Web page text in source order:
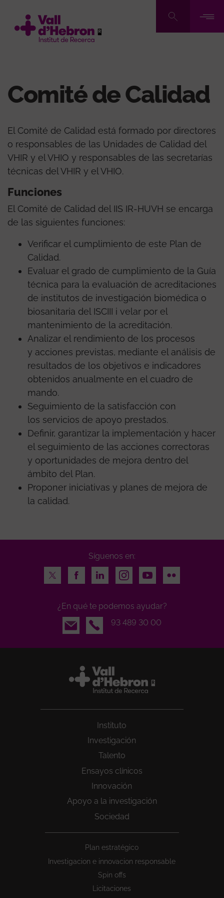
contenido
Comité de Calidad
El Comité de Calidad está formado por directores
o responsables de las Unidades de Calidad del
VHIR y el VHIO y responsables de las secretarías
técnicas del VHIR y el VHIO.
Funciones
El Comité de Calidad del IIS IR-HUVH se encarga
de las siguientes funciones:
Verificar el cumplimiento de este Plan de
Calidad.
Evaluar el grado de cumplimiento de la Guía
técnica para la evaluación de acreditaciones
de institutos de investigación biomédica o
biosanitaria del ISCIII i velar por el
mantenimiento de la acreditación.
Analizar el rendimiento de los procesos
y acciones previstas, mediante el análisis de
resultados de los objetivos e indicadores
obtenidos anualmente en el cuadro de
mando.
Seguimiento de la satisfacción con
los servicios de apoyo prestados.
Definir, garantizar la implementación y hacer
el seguimiento de las acciones correctoras
y oportunidades de mejora dentro del
ámbito del Plan.
Proponer iniciativas y planes de mejora de
la calidad.
Síguenos en:
Twitter
FacebookLinkedInInstagramYoutubeFlickr
¿En qué te podemos ayudar?
Email
93 489 30 00
Instituto
Investigación
Talento
Ensayos clínicos
Innovación
Apoyo a la investigación
Sociedad
Plan estratégico
Investigacion e innovacion responsable
Spin offs
Licitaciones